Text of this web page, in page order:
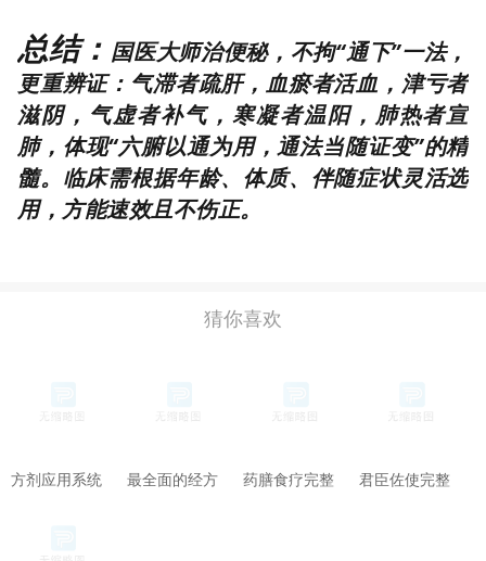
总结： 国医大师治便秘，不拘“通下”一法，
更重辨证：气滞者疏肝，血瘀者活血，津亏者
滋阴，气虚者补气，寒凝者温阳，肺热者宣
肺，体现“六腑以通为用，通法当随证变”的精
髓。临床需根据年龄、体质、伴随症状灵活选
用，方能速效且不伤正。
猜你喜欢
方剂应用系统
最全面的经方
药膳食疗完整
君臣佐使完整